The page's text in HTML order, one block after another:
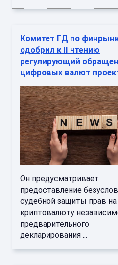
Комитет ГД по
одобрил к II чтению
регулирующий
цифровых валют
Он предусматривает
предоставление
судебной защиты прав на
криптовалюту
предварительного
декларирования ...